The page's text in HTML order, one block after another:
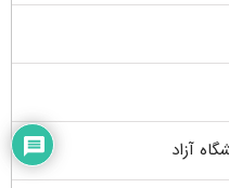
آزاد